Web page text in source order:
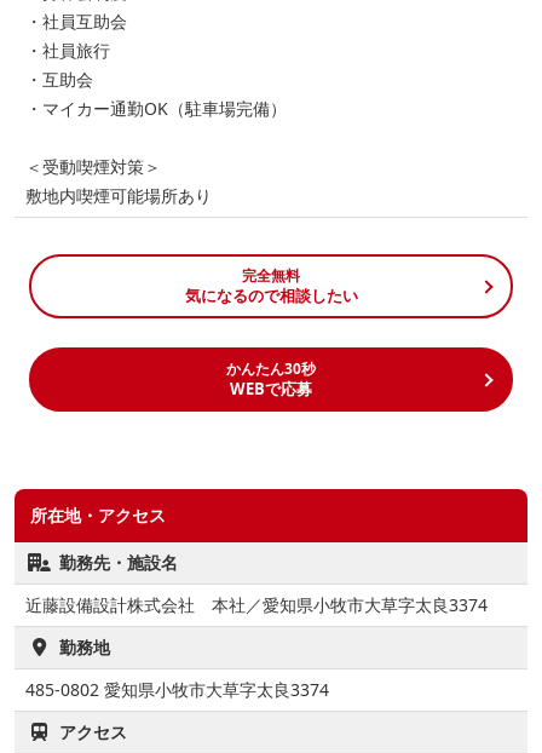
・社員互助会
・社員旅行
・互助会
・マイカー通勤OK（駐車場完備）
＜受動喫煙対策＞
敷地内喫煙可能場所あり
完全無料
気になるので相談したい
かんたん30秒
WEBで応募
所在地・アクセス
勤務先・施設名
近藤設備設計株式会社 本社／愛知県小牧市大草字太良3374
勤務地
485-0802 愛知県小牧市大草字太良3374
アクセス